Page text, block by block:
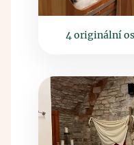
4 originální